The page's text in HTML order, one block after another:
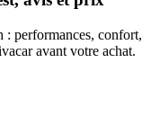
performances, confort,
avant votre achat.